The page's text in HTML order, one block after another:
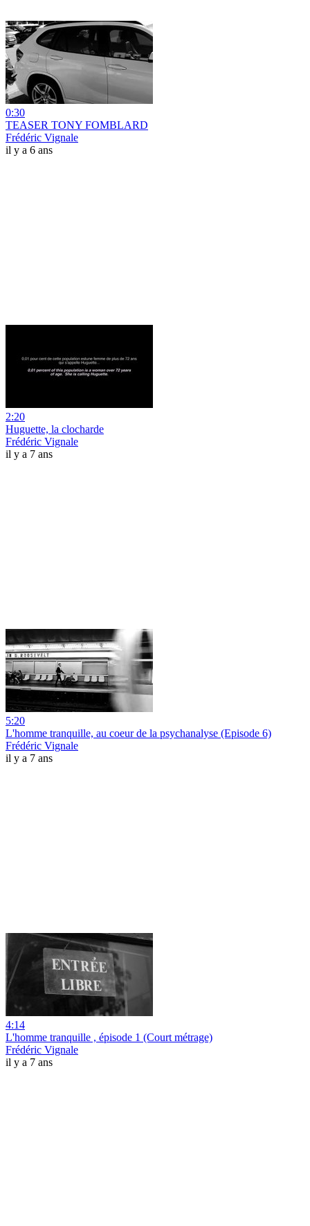
0:30
TEASER TONY FOMBLARD
Frédéric Vignale
il y a 6 ans
2:20
Huguette, la clocharde
Frédéric Vignale
il y a 7 ans
5:20
L'homme tranquille, au coeur de la psychanalyse (Episode 6)
Frédéric Vignale
il y a 7 ans
4:14
L'homme tranquille , épisode 1 (Court métrage)
Frédéric Vignale
il y a 7 ans